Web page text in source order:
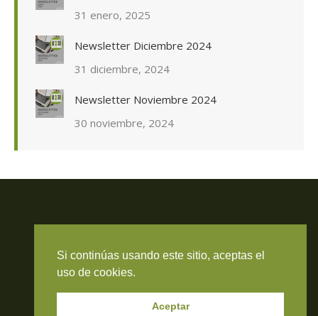
31 enero, 2025
Newsletter Diciembre 2024
31 diciembre, 2024
Newsletter Noviembre 2024
30 noviembre, 2024
© 2026 Todos los derechos reservados. RIF J-000371423
Si continúas usando este sitio, aceptas el
uso de cookies.
Aceptar